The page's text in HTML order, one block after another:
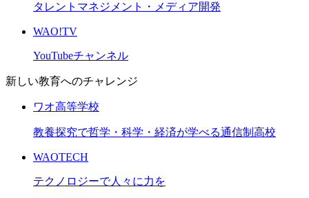
タレントマネジメント・メディア開発
WAO!TV
YouTubeチャンネル
新しい教育へのチャレンジ
ワオ高等学校
教養探究で哲学・科学・経済が学べる通信制高校
WAOTECH
テクノロジーで人々に力を